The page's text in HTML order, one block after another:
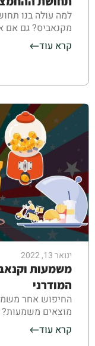
למה עולה בנו
מקנאביס? גם אם
קרא עוד
ינואר 13, 2022
משמעות
המודרני
החיפוש אחר
מוצאים
קרא עוד